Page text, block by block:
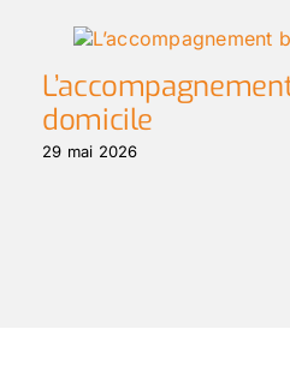
domicile
29 mai 2026